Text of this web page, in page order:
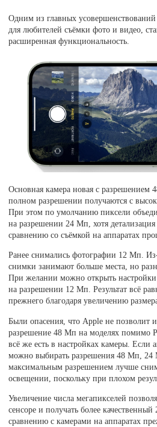
Одним из главных усовершенствований
для любителей съёмки фото и видео,
расширенная функциональность.
Основная камера новая с
полном разрешении получаются с
При этом по умолчанию пиксели
на разрешении 24 Мп, хотя
сравнению со съёмкой на аппаратах
Ранее снимались фотографии 12 Мп.
снимки занимают больше места, но
При желании можно открыть
на разрешении 12 Мп. Результат всё
прежнего благодаря увеличению
Были опасения, что Apple не позволит
разрешение 48 Мп на моделях помимо
всё же есть в настройках камеры. Если
можно выбирать разрешения 48 Мп,
максимальным разрешением лучше
освещении, поскольку при плохом
Увеличение числа мегапикселей
сенсоре и получать более
сравнению с камерами на аппаратах